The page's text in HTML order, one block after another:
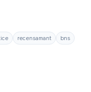
recensamant bns